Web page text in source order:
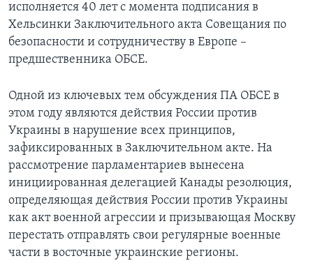
исполняется 40 лет с момента подписания в
Хельсинки Заключительного акта Совещания по
безопасности и сотрудничеству в Европе –
предшественника ОБСЕ.
Одной из ключевых тем обсуждения ПА ОБСЕ в
этом году являются действия России против
Украины в нарушение всех принципов,
зафиксированных в Заключительном акте. На
рассмотрение парламентариев вынесена
инициированная делегацией Канады резолюция,
определяющая действия России против Украины
как акт военной агрессии и призывающая Москву
перестать отправлять свои регулярные военные
части в восточные украинские регионы.